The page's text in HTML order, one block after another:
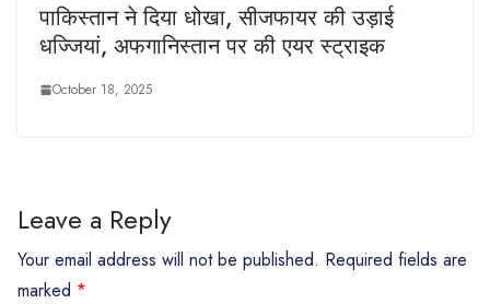
पाकिस्तान ने दिया धोखा, सीजफायर की उड़ाई
धज्जियां, अफगानिस्तान पर की एयर स्ट्राइक
October 18, 2025
Leave a Reply
Your email address will not be published. Required fields are
marked *